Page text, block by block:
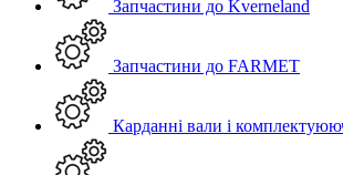
Запчастини до Kverneland
Запчастини до FARMET
Карданні вали і